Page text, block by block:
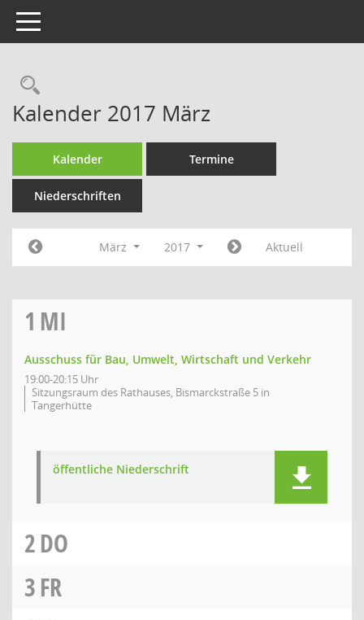
Toggle navigation
Rechercheauswahl
Kalender 2017 März
Kalender Termine
Niederschriften
März 2017 Aktuell
1 MI
Ausschuss für Bau, Umwelt, Wirtschaft und Verkehr
19:00-20:15 Uhr
Sitzungsraum des Rathauses, Bismarckstraße 5 in
Tangerhütte
öffentliche Niederschrift
2DO
3FR